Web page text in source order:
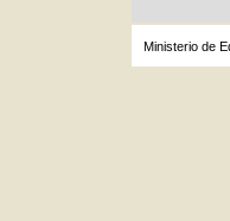
Ministerio de